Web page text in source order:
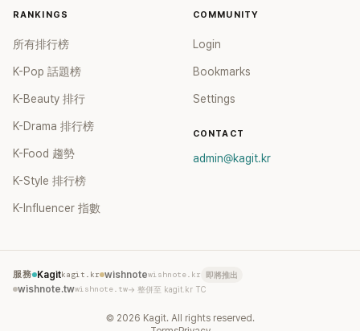
RANKINGS
所有排行榜
K-Pop 話題榜
K-Beauty 排行
K-Drama 排行榜
K-Food 趨勢
K-Style 排行榜
K-Influencer 指數
COMMUNITY
Login
Bookmarks
Settings
CONTACT
admin@kagit.kr
服務 Kagitkagit.kr wishnotewishnote.kr 即將推出
wishnote.twwishnote.tw→ 整併至 kagit.kr TC
© 2026 Kagit. All rights reserved.